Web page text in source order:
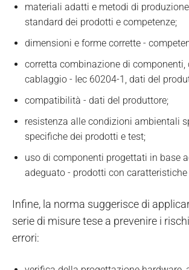
materiali adatti e metodi di
standard dei prodotti e competenze;
dimensioni e forme corrette -
corretta combinazione di componenti,
cablaggio - Iec 60204-1, dati del
compatibilità - dati del produttore;
resistenza alle condizioni ambientali
specifiche dei prodotti e test;
uso di componenti progettati in base
adeguato - prodotti con caratteristiche
Infine, la norma suggerisce di
serie di misure tese a prevenire i
errori: